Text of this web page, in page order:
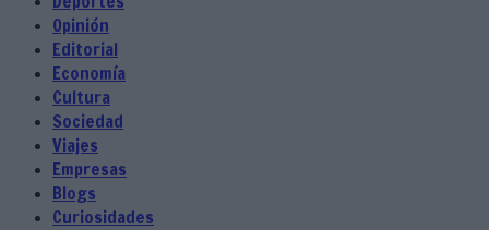
Opinión
Editorial
Economía
Cultura
Sociedad
Viajes
Empresas
Blogs
Curiosidades